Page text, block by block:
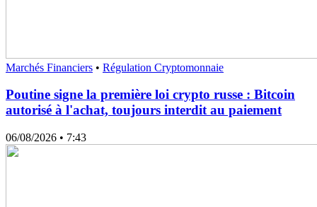
Marchés Financiers • Régulation Cryptomonnaie
Poutine signe la première loi crypto russe : Bitcoin
autorisé à l'achat, toujours interdit au paiement
06/08/2026 • 7:43